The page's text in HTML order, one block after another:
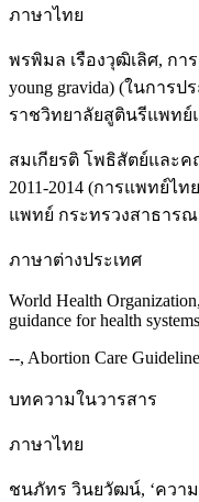
ภาษาไทย
พรพิมล เรืองวุฒิเลิศ, กา
young gravida) (ในการ
ราชวิทยาลัยสูตินรีแพทย์
สมเกียรติ โพธิสัตย์และคณ
2011-2014 (การแพทย์ไท
แพทย์ กระทรวงสาธารณ
ภาษาต่างประเทศ
World Health
guidance for health
--, Abortion Care
บทความในวารสาร
ภาษาไทย
ชนภัทร วินยวัฒน์, ‘ควา